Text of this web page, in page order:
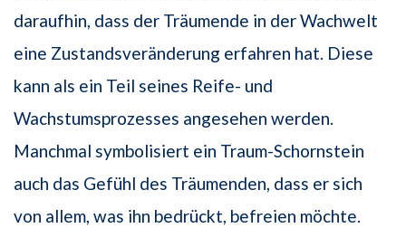
daraufhin, dass der Träumende in der Wachwelt
eine Zustandsveränderung erfahren hat. Diese
kann als ein Teil seines Reife- und
Wachstumsprozesses angesehen werden.
Manchmal symbolisiert ein Traum-Schornstein
auch das Gefühl des Träumenden, dass er sich
von allem, was ihn bedrückt, befreien möchte.